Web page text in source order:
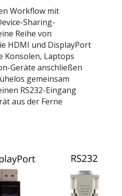
Workflow mit
Sharing-
Reihe von
HDMI und DisplayPort
Konsolen, Laptops
Geräte anschließen
gemeinsam
RS232-Eingang
aus der Ferne